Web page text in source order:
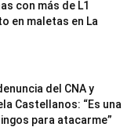
con más de L1
en maletas en La
del CNA y
Castellanos: “Es una
para atacarme”